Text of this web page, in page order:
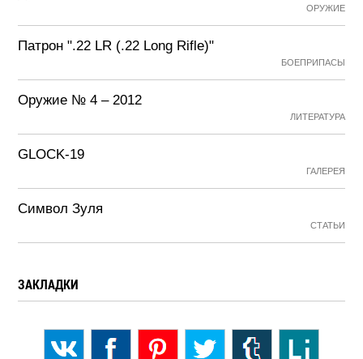
ОРУЖИЕ
Патрон ".22 LR (.22 Long Rifle)"
БОЕПРИПАСЫ
Оружие № 4 – 2012
ЛИТЕРАТУРА
GLOCK-19
ГАЛЕРЕЯ
Символ Зуля
СТАТЬИ
ЗАКЛАДКИ